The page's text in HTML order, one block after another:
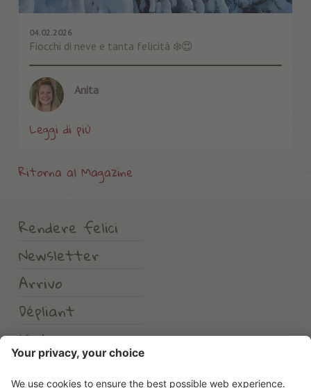
04.02.2026
Fiocchi di neve e tanta felicità ❄️😍
Anita
Leggi di più
Ritorna al Magazine
Rendere felici
Newsletter
Arrivo
Dépliant
Meteo
Erlebnishotel Waltershof